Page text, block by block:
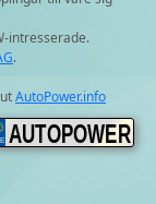
intresserade.
.
AutoPower.info
AUTOPOWER